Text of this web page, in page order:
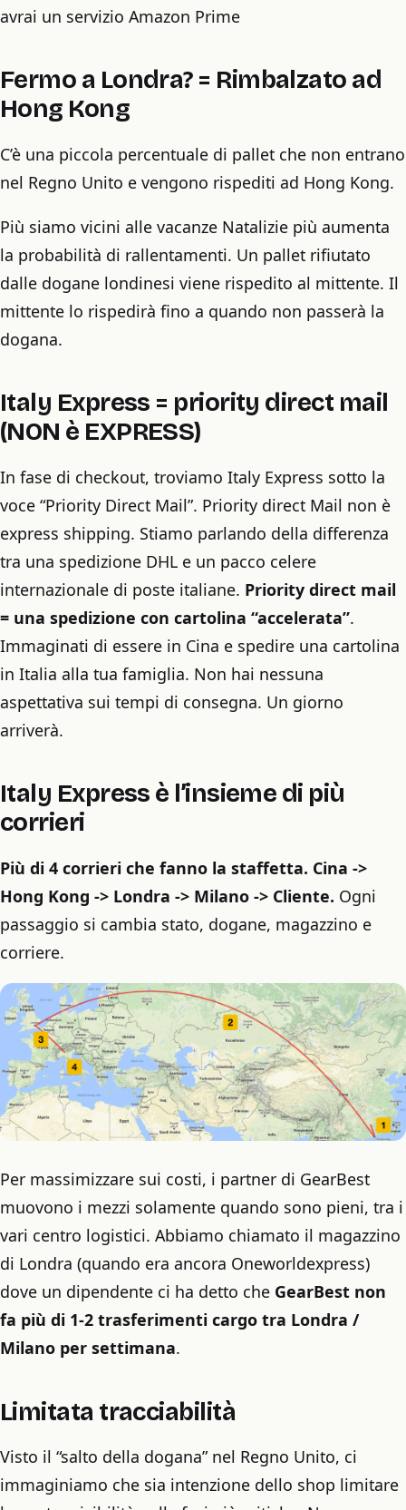
avrai un servizio Amazon Prime
Fermo a Londra? = Rimbalzato ad
Hong Kong
C’è una piccola percentuale di pallet che non entrano
nel Regno Unito e vengono rispediti ad Hong Kong.
Più siamo vicini alle vacanze Natalizie più aumenta
la probabilità di rallentamenti. Un pallet rifiutato
dalle dogane londinesi viene rispedito al mittente. Il
mittente lo rispedirà fino a quando non passerà la
dogana.
Italy Express = priority direct mail
(NON è EXPRESS)
In fase di checkout, troviamo Italy Express sotto la
voce “Priority Direct Mail”. Priority direct Mail non è
express shipping. Stiamo parlando della differenza
tra una spedizione DHL e un pacco celere
internazionale di poste italiane. Priority direct mail
= una spedizione con cartolina “accelerata”.
Immaginati di essere in Cina e spedire una cartolina
in Italia alla tua famiglia. Non hai nessuna
aspettativa sui tempi di consegna. Un giorno
arriverà.
Italy Express è l’insieme di più
corrieri
Più di 4 corrieri che fanno la staffetta. Cina ->
Hong Kong -> Londra -> Milano -> Cliente. Ogni
passaggio si cambia stato, dogane, magazzino e
corriere.
Per massimizzare sui costi, i partner di GearBest
muovono i mezzi solamente quando sono pieni, tra i
vari centro logistici. Abbiamo chiamato il magazzino
di Londra (quando era ancora Oneworldexpress)
dove un dipendente ci ha detto che GearBest non
fa più di 1-2 trasferimenti cargo tra Londra /
Milano per settimana.
Limitata tracciabilità
Visto il “salto della dogana” nel Regno Unito, ci
immaginiamo che sia intenzione dello shop limitare